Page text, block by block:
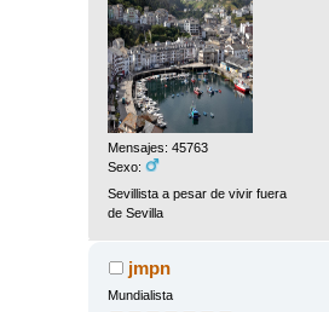
Mensajes: 45763
Sexo:
Sevillista a pesar de vivir fuera
de Sevilla
jmpn
Mundialista